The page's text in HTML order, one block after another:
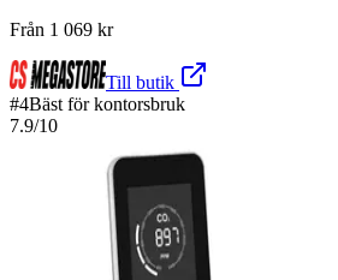
Från 1 069 kr
Till butik
#4Bäst för kontorsbruk
7.9/10